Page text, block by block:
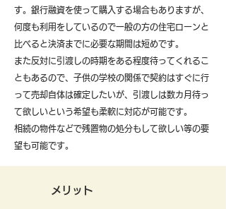
す。銀行融資を使って購入する場合もありますが、
何度も利用をしているので一般の方の住宅ローンと
比べると決済までに必要な期間は短めです。
また反対に引渡しの時期をある程度待ってくれるこ
ともあるので、子供の学校の関係で契約はすぐに行
って売却自体は確定したいが、引渡しは数カ月待っ
て欲しいという希望も柔軟に対応が可能です。
​相続の物件などで残置物の処分もして欲しい等の要
望も可能です。
メリット